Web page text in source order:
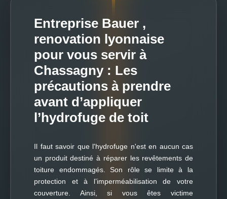
Entreprise Bauer ,
renovation lyonnaise
pour vous servir à
Chassagny : Les
précautions à prendre
avant d’appliquer
l’hydrofuge de toit
Il faut savoir que l'hydrofuge n'est en aucun cas
un produit destiné à réparer les revêtements de
toiture endommagés. Son rôle se limite à la
protection et à l’imperméabilisation de votre
couverture. Ainsi, si vous êtes victime